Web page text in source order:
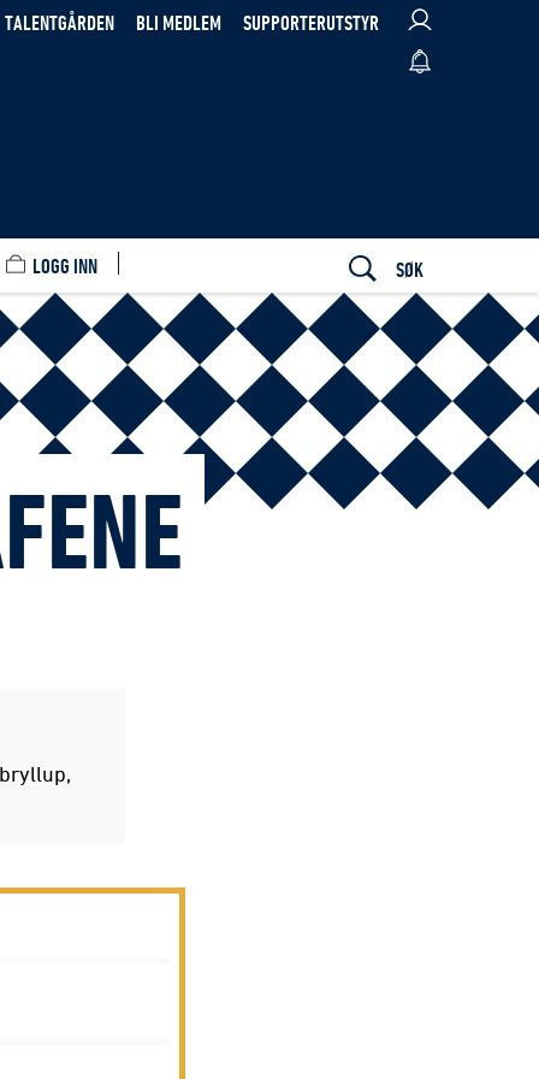
TALENTGÅRDEN BLI MEDLEM SUPPORTERUTSTYR
LOGG INN SØK